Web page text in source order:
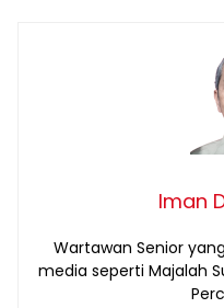
Iman
Wartawan Senior
media seperti Majalah